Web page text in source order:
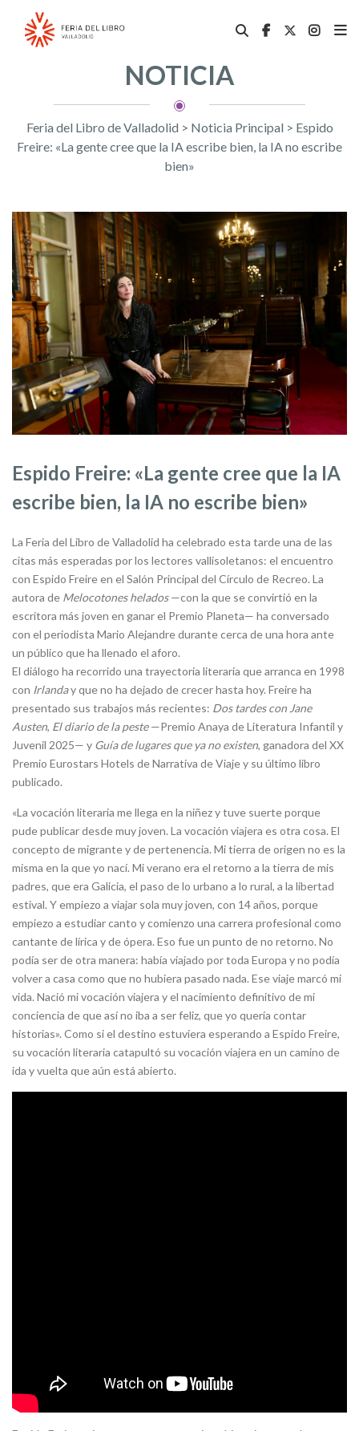
NOTICIA
Feria del Libro de Valladolid > Noticia Principal > Espido
Freire: «La gente cree que la IA escribe bien, la IA no escribe
bien»
Espido Freire: «La gente cree que la IA
escribe bien, la IA no escribe bien»
La Feria del Libro de Valladolid ha celebrado esta tarde una de las
citas más esperadas por los lectores vallisoletanos: el encuentro
con Espido Freire en el Salón Principal del Círculo de Recreo. La
autora de Melocotones helados—con la que se convirtió en la
escritora más joven en ganar el Premio Planeta— ha conversado
con el periodista Mario Alejandre durante cerca de una hora ante
un público que ha llenado el aforo.
El diálogo ha recorrido una trayectoria literaria que arranca en 1998
con Irlanday que no ha dejado de crecer hasta hoy. Freire ha
presentado sus trabajos más recientes: Dos tardes con Jane
Austen, El diario de la peste—Premio Anaya de Literatura Infantil y
Juvenil 2025— y Guía de lugares que ya no existen, ganadora del XX
Premio Eurostars Hotels de Narrativa de Viaje y su último libro
publicado.
«La vocación literaria me llega en la niñez y tuve suerte porque
pude publicar desde muy joven. La vocación viajera es otra cosa. El
concepto de migrante y de pertenencia. Mi tierra de origen no es la
misma en la que yo nací. Mi verano era el retorno a la tierra de mis
padres, que era Galicia, el paso de lo urbano a lo rural, a la libertad
estival. Y empiezo a viajar sola muy joven, con 14 años, porque
empiezo a estudiar canto y comienzo una carrera profesional como
cantante de lírica y de ópera. Eso fue un punto de no retorno. No
podía ser de otra manera: había viajado por toda Europa y no podía
volver a casa como que no hubiera pasado nada. Ese viaje marcó mi
vida. Nació mi vocación viajera y el nacimiento definitivo de mi
conciencia de que así no iba a ser feliz, que yo quería contar
historias». Como si el destino estuviera esperando a Espido Freire,
su vocación literaria catapultó su vocación viajera en un camino de
ida y vuelta que aún está abierto.